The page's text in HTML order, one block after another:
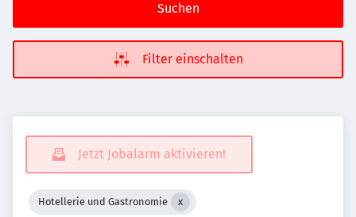
Suchen
Filter einschalten
Jetzt Jobalarm aktivieren!
Hotellerie und Gastronomie